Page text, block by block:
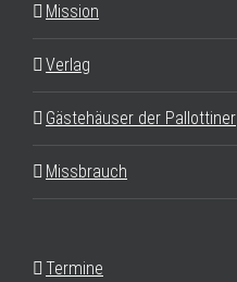
Mission
Verlag
Gästehäuser der Pallottiner
Missbrauch
Termine